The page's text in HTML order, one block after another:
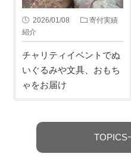
2026/01/08
寄付実績
紹介
チャリティイベントでぬ
いぐるみや文具、おもち
ゃをお届け
TOPICS